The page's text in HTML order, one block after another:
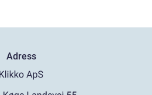
Adress